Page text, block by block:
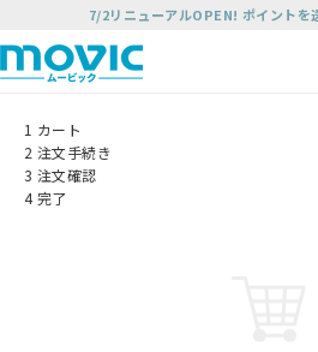
7/2リニューアルOPEN! ポイントを
1 カート
2 注文手続き
3 注文確認
4 完了